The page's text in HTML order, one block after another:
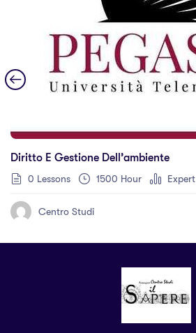
Diritto E Gestione Dell’ambiente
0 Lessons 1500 Hour Expert
Centro Studi